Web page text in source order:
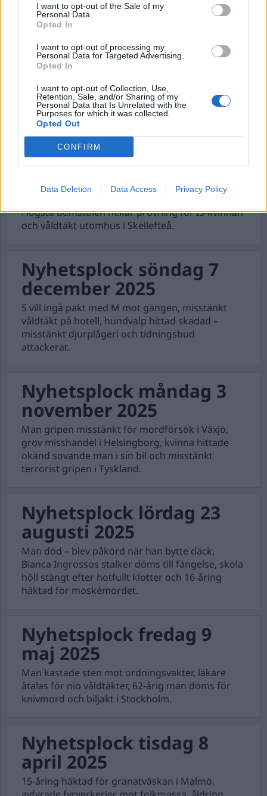
I want to opt-out of the Sale of my
Personal Data.
Opted In
I want to opt-out of processing my
Personal Data for Targeted Advertising.
Opted In
I want to opt-out of Collection, Use,
Retention, Sale, and/or Sharing of my
Personal Data that Is Unrelated with the
Purposes for which it was collected.
Opted Out
CONFIRM
Data Deletion Data Access Privacy Policy
Nyhetsplock söndag 8
februari 2026
Misstänkt våldtäkt på hotellrum, kvinna
fastbunden och rånad i sitt hem, busschaufför
häktade – misstänks för grov misshandel på
nyfött barn.
Nyhetsplock onsdag 21
januari 2026
Fängelse efter yxattack mot socialkontor, två
Högsta domstolen nekar prövning för IS-kvinnan
och våldtäkt utomhus i Skellefteå.
Nyhetsplock söndag 7
december 2025
S vill ingå pakt med M mot gängen, misstänkt
våldtäkt på hotell, hundvalp hittad skadad –
misstänkt djurplågeri och tidningsbud
attackerat.
Nyhetsplock måndag 3
november 2025
Man gripen misstänkt för mordförsök i Växjö,
grov misshandel i Helsingborg, kvinna hittade
okänd sovande man i sin bil och misstänkt
terrorist gripen i Tyskland.
Nyhetsplock lördag 23
augusti 2025
Man död – blev påkörd när han bytte däck,
Bianca Ingrossos stalker döms till fängelse, skola
höll stängt efter hotfullt klotter och 16-åring
häktad för moskémordet.
Nyhetsplock fredag 9
maj 2025
Man kastade sten mot ordningsvakter, läkare
åtalas för nio våldtäkter, 62-årig man döms för
knivmord och biljakt i Stockholm.
Nyhetsplock tisdag 8
april 2025
15-åring häktad för granatväskan i Malmö,